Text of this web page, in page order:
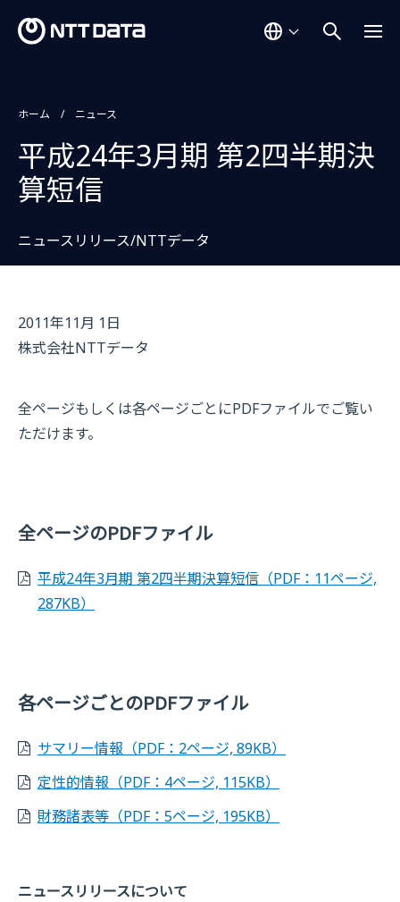
ホーム ニュース
平成24年3月期 第2四半期決
算短信
ニュースリリース/NTTデータ
2011年11月 1日
株式会社NTTデータ
全ページもしくは各ページごとにPDFファイルでご覧い
ただけます。
全ページのPDFファイル
平成24年3月期 第2四半期決算短信 （PDF：11ページ,
287KB）
各ページごとのPDFファイル
サマリー情報 （PDF：2ページ, 89KB）
定性的情報 （PDF：4ページ, 115KB）
財務諸表等 （PDF：5ページ, 195KB）
ニュースリリースについて